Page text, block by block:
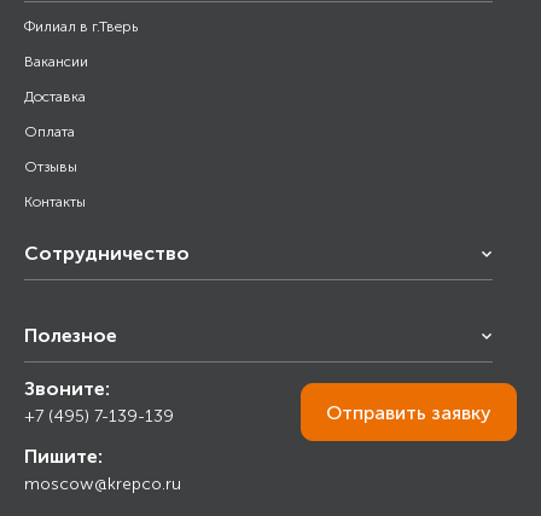
Филиал в г.Тверь
Вакансии
Доставка
Оплата
Отзывы
Контакты
Сотрудничество
Снабжение строительства
Торговым организациям
Полезное
Калькулятор
Прайс лист
Ответы на вопросы
Блог
Звоните:
+7 (495) 7-139-139
Пишите:
moscow@krepco.ru
Отправить заявку